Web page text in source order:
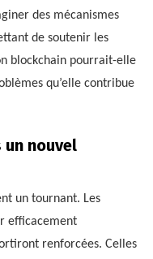
des mécanismes
de soutenir les
blockchain pourrait-elle
qu’elle contribue
nouvel
un tournant. Les
efficacement
renforcées. Celles